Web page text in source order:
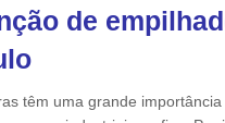
de
têm uma grande